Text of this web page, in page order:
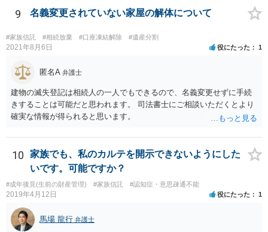
9 名義変更されていない家屋の解体について
#家族信託 #相続放棄 #口座凍結解除 #遺産分割
2021年8月6日 役にたった 1
匿名A 弁護士
建物の滅失登記は相続人の一人でもできるので、名義変更せずに手続
きすることは可能だと思われます。 司法書士にご相談いただくとより
確実な情報が得られると思います。
10
家族でも、私のカルテを開示できないようにした
いです。可能ですか？
#成年後見(生前の財産管理) #家族信託 #認知症・意思疎通不能
2019年4月12日 役にたった 1
馬場 龍行 弁護士